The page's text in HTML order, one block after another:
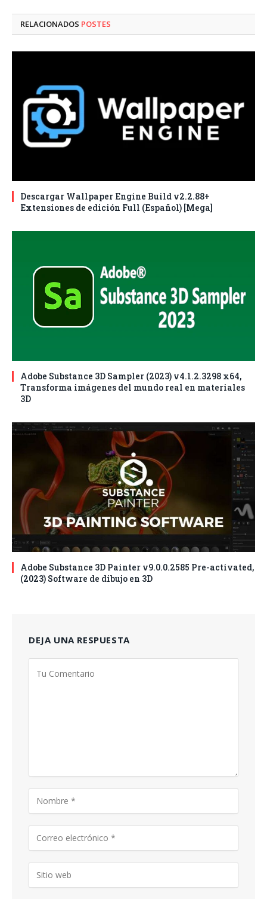
RELACIONADOS POSTES
Descargar Wallpaper Engine Build v2.2.88+
Extensiones de edición Full (Español) [Mega]
Adobe Substance 3D Sampler (2023) v4.1.2.3298 x64,
Transforma imágenes del mundo real en materiales
3D
Adobe Substance 3D Painter v9.0.0.2585 Pre-activated,
(2023) Software de dibujo en 3D
DEJA UNA RESPUESTA